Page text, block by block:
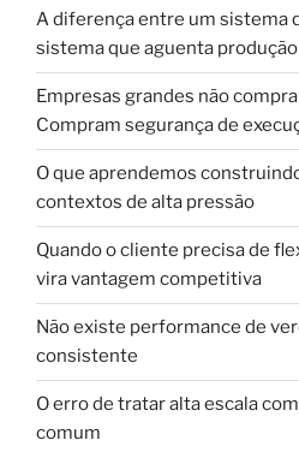
A diferença entre um sistema
sistema que aguenta produção
Empresas grandes não
Compram segurança de
O que aprendemos
contextos de alta pressão
Quando o cliente precisa de
vira vantagem competitiva
Não existe performance de
consistente
O erro de tratar alta escala
comum